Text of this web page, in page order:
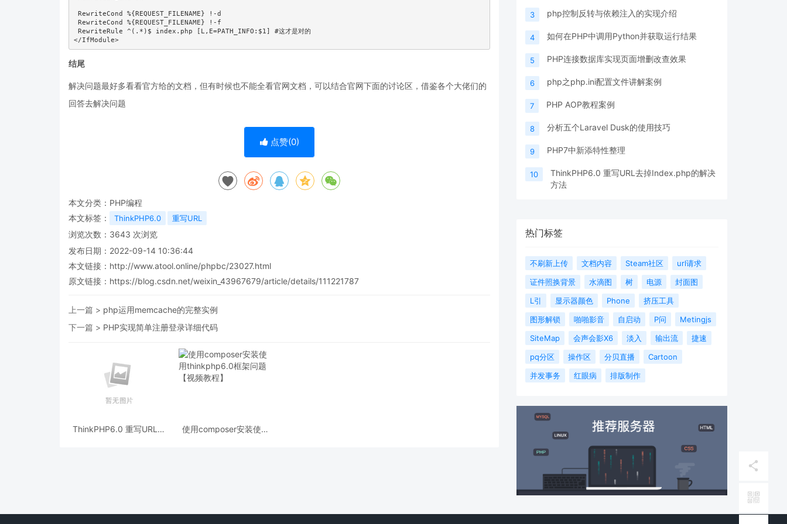
RewriteCond %{REQUEST_FILENAME} !-d
RewriteCond %{REQUEST_FILENAME} !-f
RewriteRule ^(.*)$ index.php [L,E=PATH_INFO:$1] #这才是对的
结尾
解决问题最好多看看官方给的文档，但有时候也不能全看官网文档，可以结合官网下面的讨论区，借鉴各个大佬们的
回答去解决问题
点赞(0)
本文分类： PHP编程
本文标签：
ThinkPHP6.0 重写URL
浏览次数： 3643 次浏览
发布日期：2022-09-14 10:36:44
本文链接： http://www.atool.online/phpbc/23027.html
原文链接：https://blog.csdn.net/weixin_43967679/article/details/111221787
上一篇 > php运用memcache的完整实例
下一篇 > PHP实现简单注册登录详细代码
ThinkPHP6.0 重写URL去
使用composer安装使用
3 php控制反转与依赖注入的实现介绍
4 如何在PHP中调用Python并获取运行结果
5 PHP连接数据库实现页面增删改查效果
6 php之php.ini配置文件讲解案例
7 PHP AOP教程案例
8 分析五个Laravel Dusk的使用技巧
9 PHP7中新添特性整理
10
ThinkPHP6.0 重写URL去掉Index.php的解决
方法
热门标签
不刷新上传 文档内容 Steam社区
url请求
证件照换背景
水滴图 树 电源
封面图
L引
显示器颜色 Phone
挤压工具
图形解锁
啪啪影音 自启动 P问
Metingjs
SiteMap
会声会影X6 淡入 输出流
捷速
pq分区
操作区 分贝直播
Cartoon
并发事务
红眼病 排版制作